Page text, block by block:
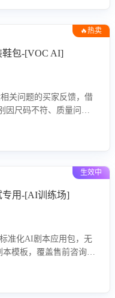
🔥热卖
鞋包-[VOC AI]
关问题的买家反馈，借
因尺码不符、质量问题
著提升。
生效中
专用-[AI训练场]
准化AI剧本应用包，无
模板，覆盖售前咨询、
，节省90%的初始化时